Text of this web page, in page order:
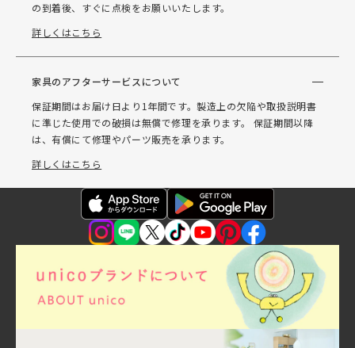
の到着後、すぐに点検をお願いいたします。
詳しくはこちら
家具のアフターサービスについて
保証期間はお届け日より1年間です。製造上の欠陥や取扱説明書
に準じた使用での破損は無償で修理を承ります。 保証期間以降
は、有償にて修理やパーツ販売を承ります。
詳しくはこちら